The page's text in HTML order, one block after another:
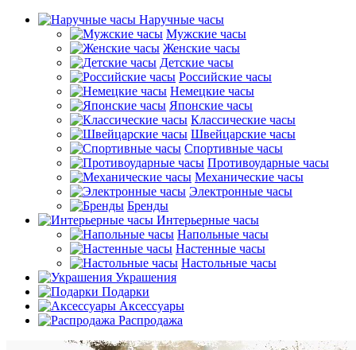
Наручные часы
Мужские часы
Женские часы
Детские часы
Российские часы
Немецкие часы
Японские часы
Классические часы
Швейцарские часы
Спортивные часы
Противоударные часы
Механические часы
Электронные часы
Бренды
Интерьерные часы
Напольные часы
Настенные часы
Настольные часы
Украшения
Подарки
Аксессуары
Распродажа